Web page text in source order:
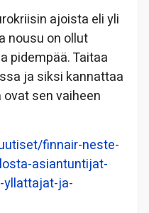
ajoista eli yli
nousu on ollut
pidempää. Taitaa
ja siksi kannattaa
sen vaiheen
finnair-neste-
asiantuntijat-
ja-